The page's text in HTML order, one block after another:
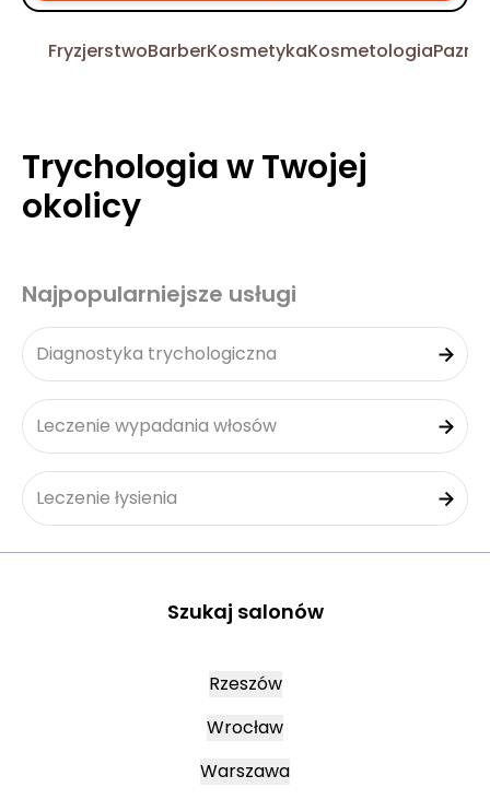
FryzjerstwoBarberKosmetykaKosmetologia
Trychologia w Twojej
okolicy
Najpopularniejsze usługi
Diagnostyka trychologiczna
Leczenie wypadania włosów
Leczenie łysienia
Szukaj salonów
Rzeszów
Wrocław
Warszawa